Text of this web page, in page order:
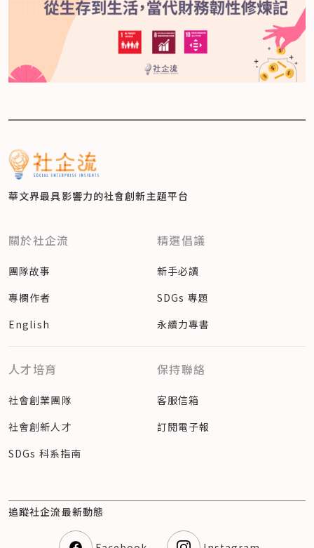
華文界最具影響力的社會創新主題平台
關於社企流
團隊故事
專欄作者
English
精選倡議
新手必讀
SDGs 專題
永續力專書
人才培育
社會創業團隊
社會創新人才
SDGs 科系指南
保持聯絡
客服信箱
訂閱電子報
追蹤社企流最新動態